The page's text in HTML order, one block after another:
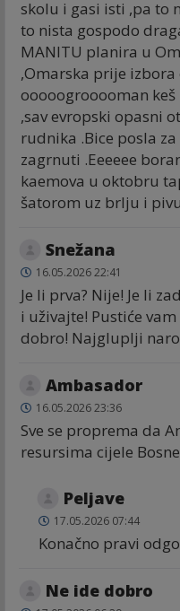
skolu i gasi isti ,pa to
to nista gospodo
MANITU planira u
,Omarska prije
ooooogrooooman
,sav evropski opasni
rudnika .Bice posla
zagrnuti .Eeeeee
kaemova u oktobru
šatorom uz brlju i
Snežana
16.05.2026 22:41
Je li prva? Nije! Je li
i uživajte! Pustiće
dobro! Najgluplji
Ambasador
16.05.2026 23:36
Sve se proprema da
resursima cijele
Peljave
17.05.2026 07:44
Konačno pravi
Ne ide dobro